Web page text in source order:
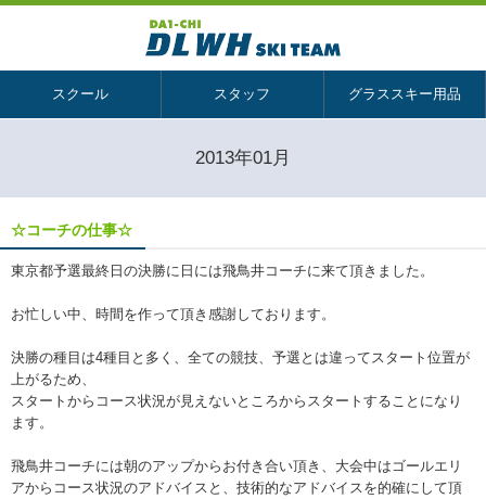
スクール スタッフ グラススキー用品
2013年01月
☆コーチの仕事☆
東京都予選最終日の決勝に日には飛鳥井コーチに来て頂きました。
お忙しい中、時間を作って頂き感謝しております。
決勝の種目は4種目と多く、全ての競技、予選とは違ってスタート位置が
上がるため、
スタートからコース状況が見えないところからスタートすることになり
ます。
飛鳥井コーチには朝のアップからお付き合い頂き、大会中はゴールエリ
アからコース状況のアドバイスと、技術的なアドバイスを的確にして頂